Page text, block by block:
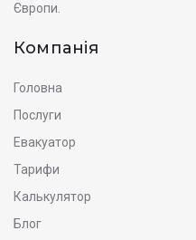
Європи.
Компанія
Головна
Послуги
Евакуатор
Тарифи
Калькулятор
Блог